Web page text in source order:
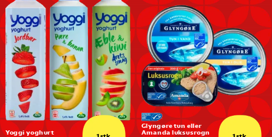
Yoggi yoghurt
Glyngøre tun eller
Amanda luksusrogn